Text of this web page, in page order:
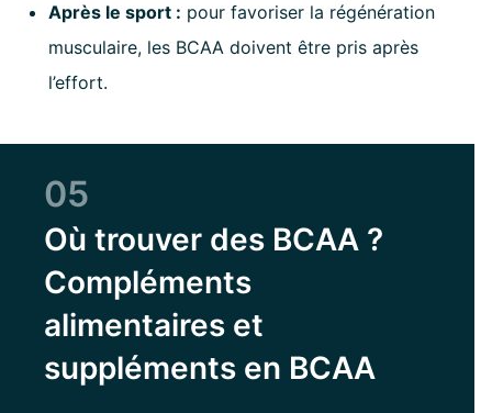
Après le sport : pour favoriser la régénération
musculaire, les BCAA doivent être pris après
l’effort.
05
Où trouver des BCAA ?
Compléments
alimentaires et
suppléments en BCAA